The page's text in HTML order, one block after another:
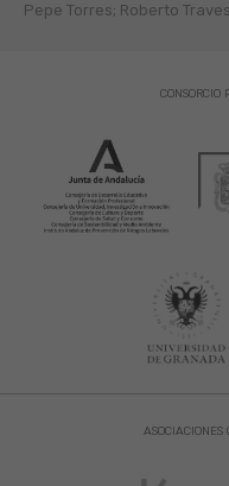
Pepe Torres; Roberto